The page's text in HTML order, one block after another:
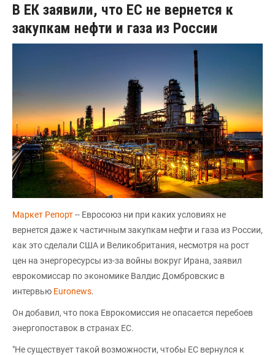
В ЕК заявили, что ЕС не вернется к
закупкам нефти и газа из России
Маркет Репорт-- Евросоюз ни при каких условиях не
вернется даже к частичным закупкам нефти и газа из России,
как это сделали США и Великобритания, несмотря на рост
цен на энергоресурсы из-за войны вокруг Ирана, заявил
еврокомиссар по экономике Валдис Домбровскис в
интервью Euronews.
Он добавил, что пока Еврокомиссия не опасается перебоев
энергопоставок в странах ЕС.
"Не существует такой возможности, чтобы ЕС вернулся к